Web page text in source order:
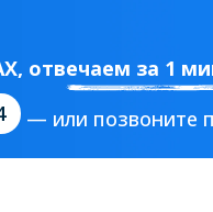
, отвечаем за 1
— или позвоните